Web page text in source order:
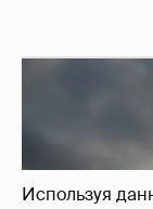
Используя